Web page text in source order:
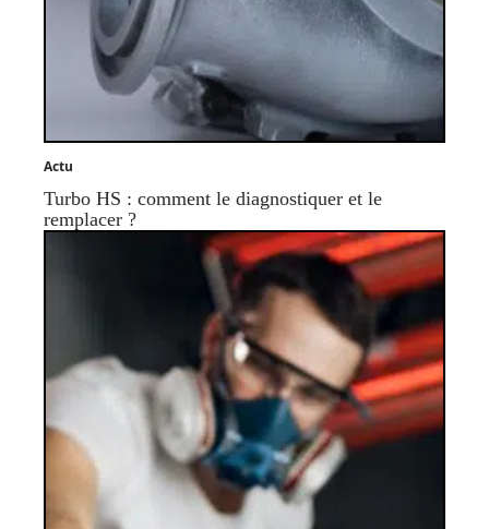
Actu
Turbo HS : comment le diagnostiquer et le
remplacer ?